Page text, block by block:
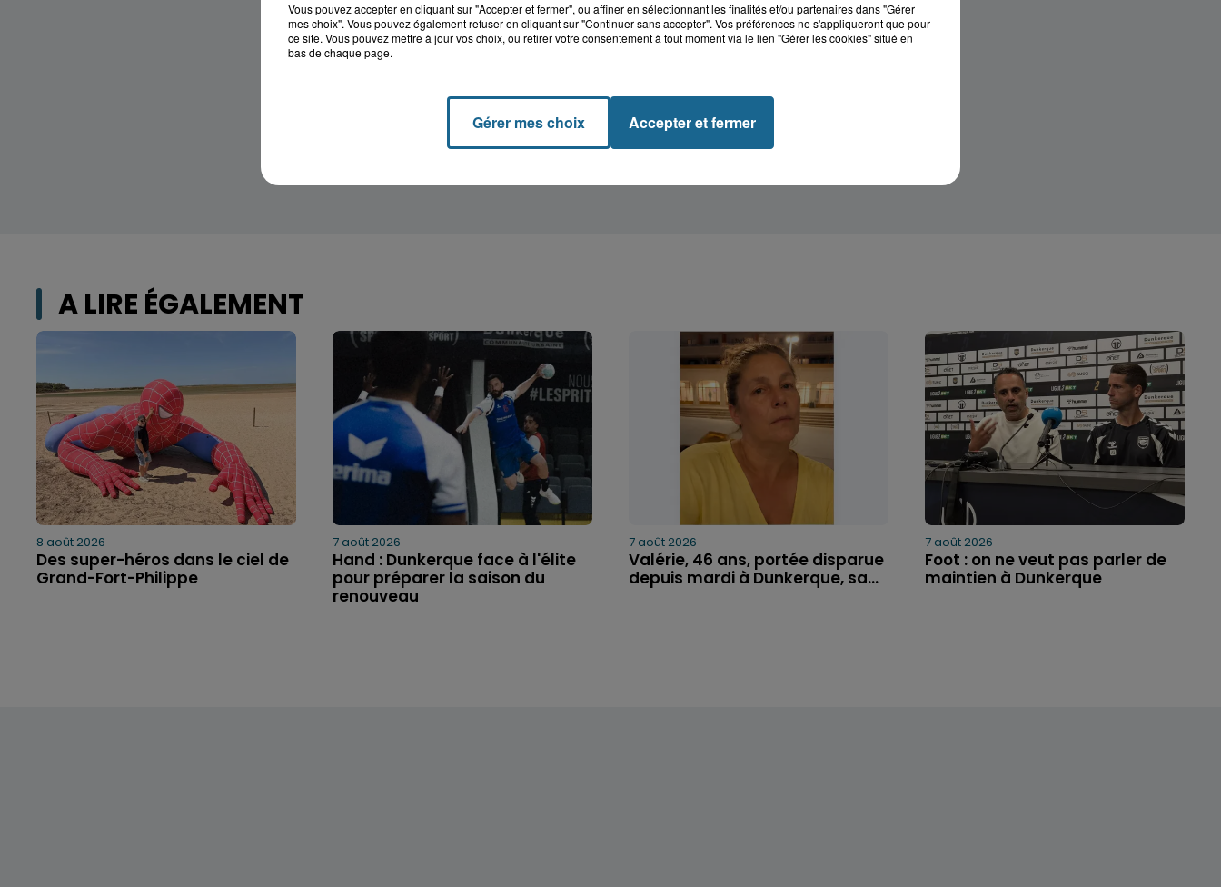
A LIRE ÉGALEMENT
8 août 2026
Des super-héros dans le ciel de
Grand-Fort-Philippe
7 août 2026
Hand : Dunkerque face à l'élite
pour préparer la saison du
renouveau
7 août 2026
Valérie, 46 ans, portée disparue
depuis mardi à Dunkerque, sa...
7 août 2026
Foot : on ne veut pas parler de
maintien à Dunkerque
Vous pouvez accepter en cliquant sur "Accepter et fermer", ou affiner en sélectionnant les finalités et/ou partenaires dans "Gérer
mes choix". Vous pouvez également refuser en cliquant sur "Continuer sans accepter". Vos préférences ne s'appliqueront que pour
ce site. Vous pouvez mettre à jour vos choix, ou retirer votre consentement à tout moment via le lien "Gérer les cookies" situé en
bas de chaque page.
Gérer mes choix Accepter et fermer